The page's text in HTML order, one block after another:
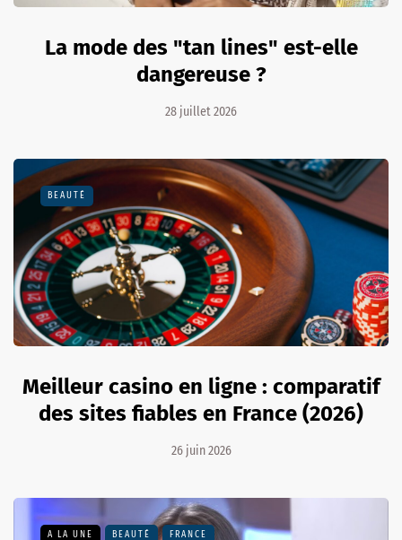
La mode des "tan lines" est-elle
dangereuse ?
28 juillet 2026
BEAUTÉ
Meilleur casino en ligne : comparatif
des sites fiables en France (2026)
26 juin 2026
A LA UNE BEAUTÉ FRANCE